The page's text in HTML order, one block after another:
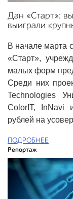
Дан «Старт»:
выиграли
В начале марта
«Старт»,
малых форм
Среди них
Technologies
ColorIT, InNavi
рублей на
ПОДРОБНЕЕ
Репортаж